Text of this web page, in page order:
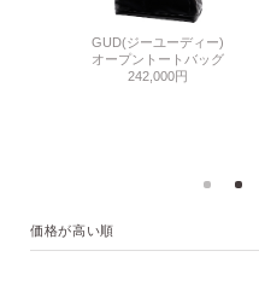
GUD(ジーユーディー)
オープントートバッグ
242,000円
価格が高い順